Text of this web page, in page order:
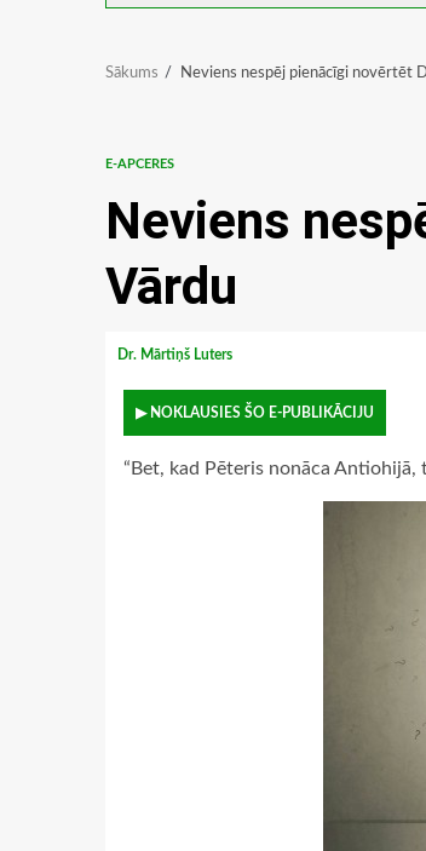
Sākums Neviens nespēj pienācīgi novērtēt
E-APCERES
Neviens
Vārdu
Dr. Mārtiņš Luters
▶ NOKLAUSIES ŠO E-PUBLIKĀCIJU
“Bet, kad Pēteris nonāca